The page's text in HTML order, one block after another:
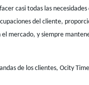
casi todas las necesidades
del cliente,
el mercado, y siempre
de los clientes, Ocity